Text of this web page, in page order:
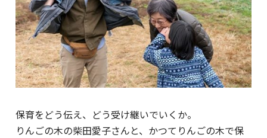
保育をどう伝え、どう受け継いでいくか。
りんごの木の柴田愛子さんと、かつてりんごの木で保